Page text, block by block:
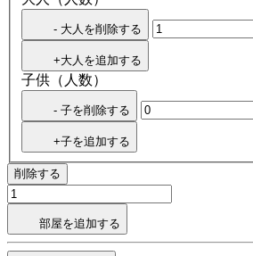
- 大人を削除する
+大人を追加する
子供（人数）
- 子を削除する
+子を追加する
削除する
部屋を追加する